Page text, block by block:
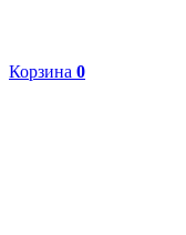
Корзина 0